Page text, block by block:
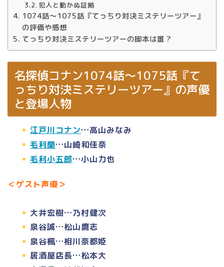
犯人と動かぬ証拠
1074話～1075話『てっちり対決ミステリーツアー』
の評価や感想
てっちり対決ミステリーツアーの脚本は誰？
名探偵コナン1074話～1075話『て
っちり対決ミステリーツアー』の声優
と登場人物
江戸川コナン…高山みなみ
毛利蘭…山崎和佳奈
毛利小五郎…小山力也
＜ゲスト声優＞
大井宏樹…乃村健次
泉谷誠…松山鷹志
泉谷楓…相川奈都姫
居酒屋店長…松本大